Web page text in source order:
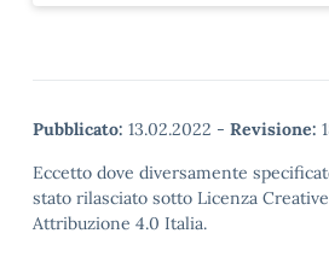
Pubblicato: 13.02.2022 - Revisione:
Eccetto dove diversamente
stato rilasciato sotto Licenza
Attribuzione 4.0 Italia.